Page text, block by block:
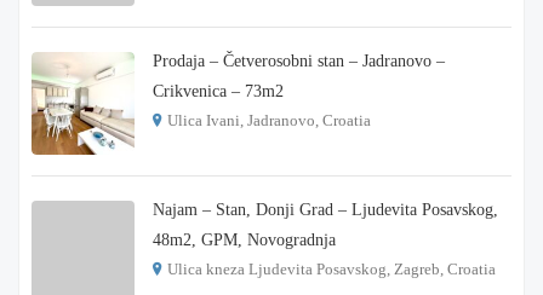
Prodaja – Četverosobni stan – Jadranovo –
Crikvenica – 73m2
Ulica Ivani, Jadranovo, Croatia
Najam – Stan, Donji Grad – Ljudevita Posavskog,
48m2, GPM, Novogradnja
Ulica kneza Ljudevita Posavskog, Zagreb, Croatia